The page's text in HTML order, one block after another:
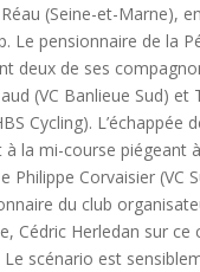
(Seine-et-Marne),
Le pensionnaire de la
deux de ses
(VC Banlieue Sud) et
Cycling). L’échappée
la mi-course piégeant
Philippe Corvaisier (VC
du club
Cédric Herledan sur ce
scénario est